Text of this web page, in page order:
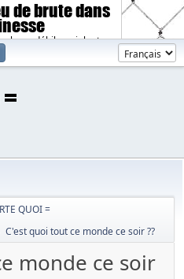
de brute dans
débiles, violents.
QUOI =
C'est quoi tout ce monde ce soir ??
monde ce soir